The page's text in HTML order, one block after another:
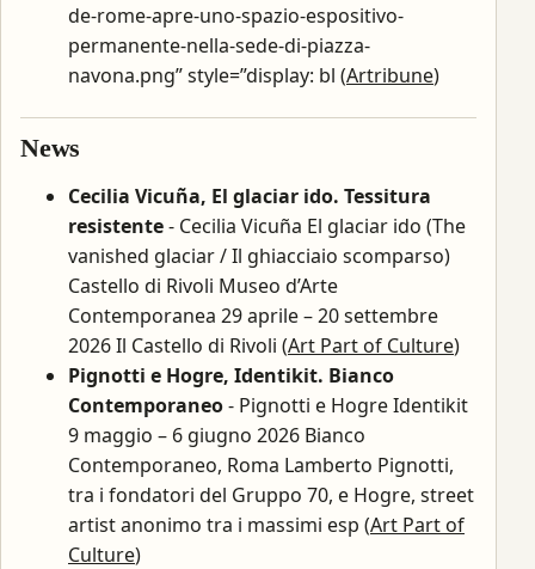
de-rome-apre-uno-spazio-espositivo-
permanente-nella-sede-di-piazza-
navona.png” style=”display: bl (Artribune)
News
Cecilia Vicuña, El glaciar ido. Tessitura
resistente- Cecilia Vicuña El glaciar ido (The
vanished glaciar / Il ghiacciaio scomparso)
Castello di Rivoli Museo d’Arte
Contemporanea 29 aprile – 20 settembre
2026 Il Castello di Rivoli (Art Part of Culture)
Pignotti e Hogre, Identikit. Bianco
Contemporaneo- Pignotti e Hogre Identikit
9 maggio – 6 giugno 2026 Bianco
Contemporaneo, Roma Lamberto Pignotti,
tra i fondatori del Gruppo 70, e Hogre, street
artist anonimo tra i massimi esp (Art Part of
Culture)